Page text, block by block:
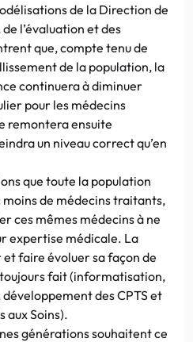
de la Direction de
l’évaluation et des
que, compte tenu de
de la population, la
continuera à diminuer
pour les médecins
remontera ensuite
un niveau correct qu’en
que toute la population
de médecins traitants,
ces mêmes médecins à ne
expertise médicale. La
faire évoluer sa façon de
fait (informatisation,
des CPTS et
aux Soins).
générations souhaitent ce